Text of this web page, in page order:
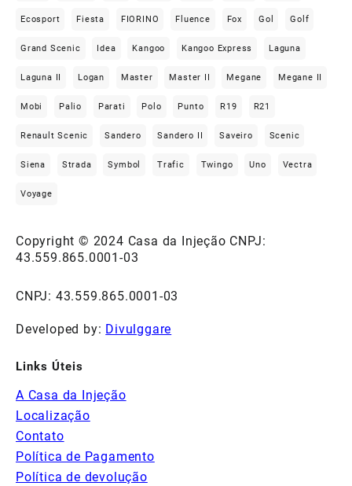
Ecosport Fiesta FIORINO Fluence Fox Gol Golf
Grand Scenic Idea Kangoo Kangoo Express Laguna
Laguna II Logan Master Master II Megane Megane II
Mobi Palio Parati Polo Punto R19 R21
Renault Scenic Sandero Sandero II Saveiro Scenic
Siena Strada Symbol Trafic Twingo Uno Vectra
Voyage
Copyright © 2024 Casa da Injeção CNPJ:
43.559.865.0001-03
CNPJ: 43.559.865.0001-03
Developed by: Divulggare
Links Úteis
A Casa da Injeção
Localização
Contato
Política de Pagamento
Política de devolução